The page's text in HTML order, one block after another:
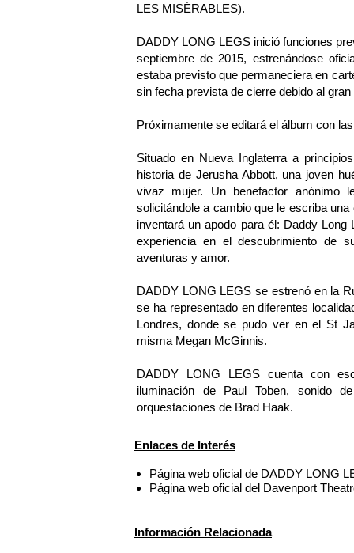
LES MISÉRABLES).
DADDY LONG LEGS inició funciones
septiembre de 2015, estrenándose
estaba previsto que permaneciera en
sin fecha prevista de cierre debido al
Próximamente se editará el álbum con
Situado en Nueva Inglaterra a
historia de Jerusha Abbott, una joven
vivaz mujer. Un benefactor anónimo
solicitándole a cambio que le escriba
inventará un apodo para él: Daddy
experiencia en el descubrimiento de
aventuras y amor.
DADDY LONG LEGS se estrenó en la
se ha representado en diferentes
Londres, donde se pudo ver en el St
misma Megan McGinnis.
DADDY LONG LEGS cuenta con
iluminación de Paul Toben, sonido
orquestaciones de Brad Haak.
Enlaces de Interés
Página web oficial de DADDY LONG
Página web oficial del Davenport
Información Relacionada